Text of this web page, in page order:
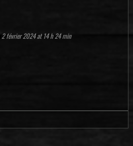
2 février 2024 at 14 h 24 min